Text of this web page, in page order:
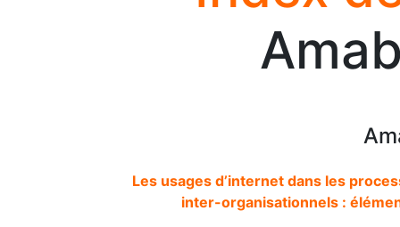
Les usages d’internet dans les
inter-organisationnels :